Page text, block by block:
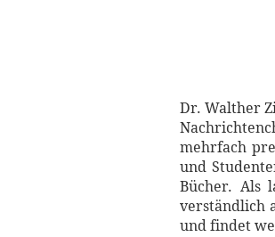
Dr. Walther
mehrfach
und
Bücher. Als
verständlich
und findet